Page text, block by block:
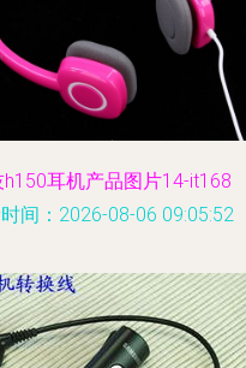
h150耳机产品图片14-it168
间：2026-08-06 09:05:52